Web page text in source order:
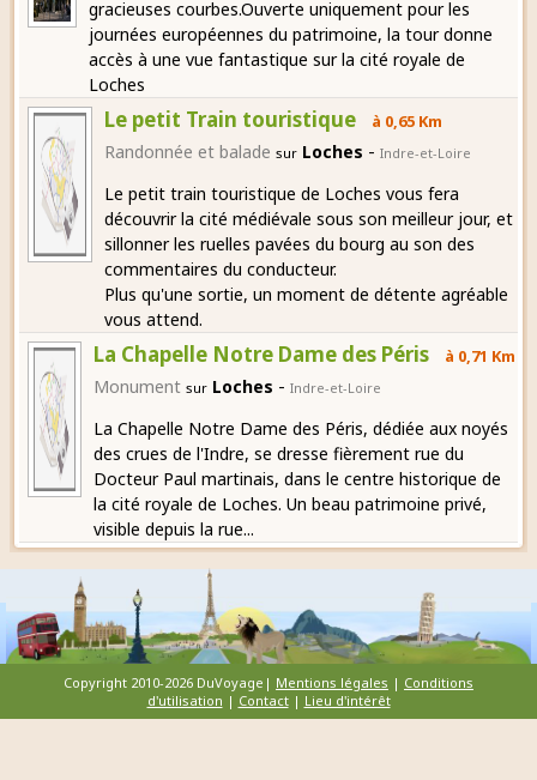
gracieuses courbes.Ouverte uniquement pour les
journées européennes du patrimoine, la tour donne
accès à une vue fantastique sur la cité royale de
Loches
Le petit Train touristique à 0,65 Km
Randonnée et balade sur Loches - Indre-et-Loire
Le petit train touristique de Loches vous fera
découvrir la cité médiévale sous son meilleur jour, et
sillonner les ruelles pavées du bourg au son des
commentaires du conducteur.
Plus qu'une sortie, un moment de détente agréable
vous attend.
La Chapelle Notre Dame des Péris à 0,71 Km
Monument sur Loches -Indre-et-Loire
La Chapelle Notre Dame des Péris, dédiée aux noyés
des crues de l'Indre, se dresse fièrement rue du
Docteur Paul martinais, dans le centre historique de
la cité royale de Loches. Un beau patrimoine privé,
visible depuis la rue...
Copyright 2010-2026 DuVoyage| Mentions légales | Conditions
d'utilisation | Contact| Lieu d'intérêt